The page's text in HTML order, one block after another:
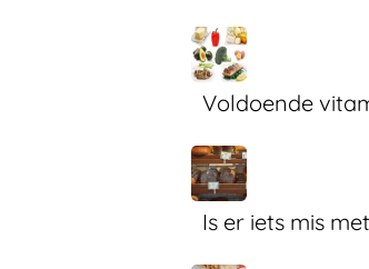
Voldoende
Is er iets mis